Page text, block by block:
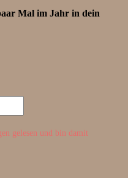
Mal im Jahr in dein
gelesen und bin damit